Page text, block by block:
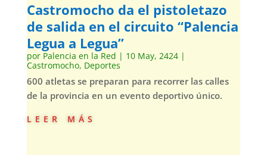
Castromocho da el pistoletazo
de salida en el circuito “Palencia
Legua a Legua”
por Palencia en la Red | 10 May, 2424|
Castromocho, Deportes
600 atletas se preparan para recorrer las calles
de la provincia en un evento deportivo único.
leer más